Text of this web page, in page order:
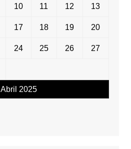
Abril 2025
10 11 12 13
17 18 19 20
24 25 26 27